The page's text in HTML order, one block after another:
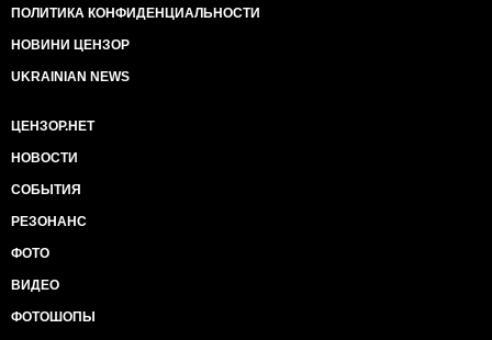
ПОЛИТИКА КОНФИДЕНЦИАЛЬНОСТИ
НОВИНИ ЦЕНЗОР
UKRAINIAN NEWS
ЦЕНЗОР.НЕТ
НОВОСТИ
СОБЫТИЯ
РЕЗОНАНС
ФОТО
ВИДЕО
ФОТОШОПЫ